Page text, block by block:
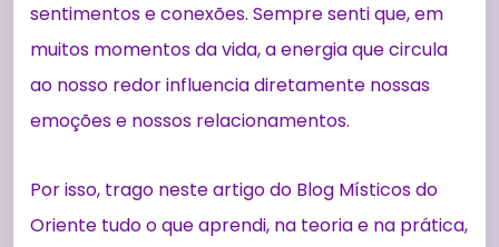
sentimentos e conexões. Sempre senti que, em
muitos momentos da vida, a energia que circula
ao nosso redor influencia diretamente nossas
emoções e nossos relacionamentos.
Por isso, trago neste artigo do Blog Místicos do
Oriente tudo o que aprendi, na teoria e na prática,